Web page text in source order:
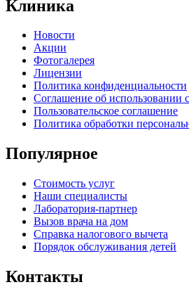
Клиника
Новости
Акции
Фотогалерея
Лицензии
Политика конфиденциальности
Соглашение об использовании
Пользовательское соглашение
Политика обработки
Популярное
Стоимость услуг
Наши специалисты
Лаборатория-партнер
Вызов врача на дом
Справка налогового вычета
Порядок обслуживания детей
Контакты